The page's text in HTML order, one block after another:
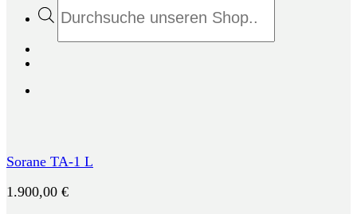
search
Sorane TA-1 L
1.900,00 €